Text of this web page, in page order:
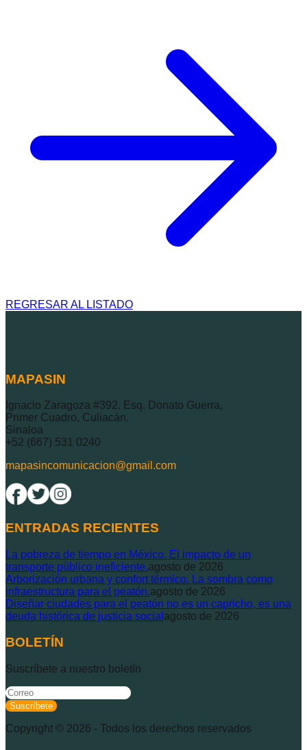
REGRESAR AL LISTADO
MAPASIN
Ignacio Zaragoza #392, Esq. Donato Guerra,
Primer Cuadro, Culiacán.
Sinaloa
+52 (667) 531 0240
mapasincomunicacion@gmail.com
ENTRADAS RECIENTES
La pobreza de tiempo en México. El impacto de un
transporte público ineficiente.agosto de 2026
Arborización urbana y confort térmico. La sombra como
infraestructura para el peatón.agosto de 2026
Diseñar ciudades para el peatón no es un capricho, es una
deuda histórica de justicia social agosto de 2026
BOLETÍN
Suscríbete a nuestro boletín
Suscríbete
Copyright © 2026 - Todos los derechos reservados